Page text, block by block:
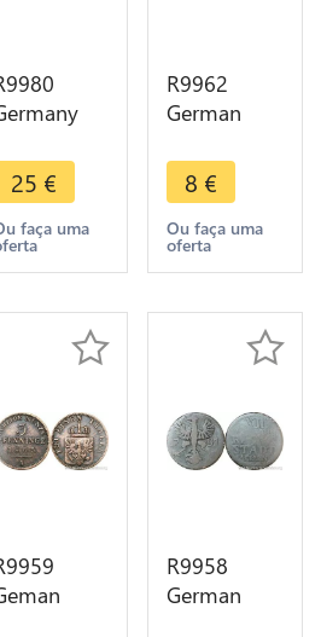
24 Thaler
II
A
->
25 €
faça uma
R9962
German
Westphalia
2 Centimes
Jérôme
Bonaparte
Cassel
8 €
Ou faça uma
oferta
R9958
German